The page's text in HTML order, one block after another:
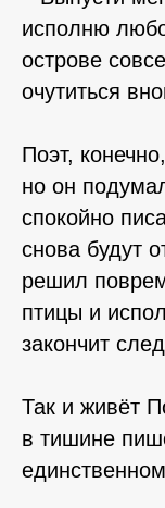
исполню
острове
очутиться
Поэт,
но он
спокойно
снова будут
решил
птицы и
закончит
Так и живёт
в тишине